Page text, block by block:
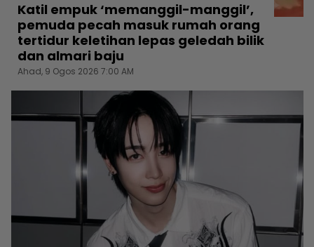
Katil empuk ‘memanggil-manggil’,
pemuda pecah masuk rumah orang
tertidur keletihan lepas geledah bilik
dan almari baju
Ahad, 9 Ogos 2026 7:00 AM